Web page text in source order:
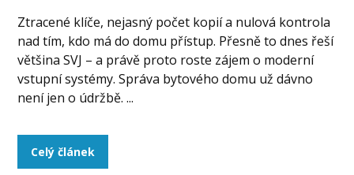
Ztracené klíče, nejasný počet kopií a nulová kontrola
nad tím, kdo má do domu přístup. Přesně to dnes řeší
většina SVJ – a právě proto roste zájem o moderní
vstupní systémy. Správa bytového domu už dávno
není jen o údržbě. ...
Celý článek